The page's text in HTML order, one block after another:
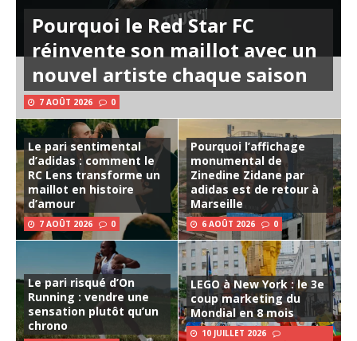
Pourquoi le Red Star FC
réinvente son maillot avec un
nouvel artiste chaque saison
7 AOÛT 2026 0
Le pari sentimental
d’adidas : comment le
RC Lens transforme un
maillot en histoire
d’amour
7 AOÛT 2026 0
Pourquoi l’affichage
monumental de
Zinedine Zidane par
adidas est de retour à
Marseille
6 AOÛT 2026 0
Le pari risqué d’On
Running : vendre une
sensation plutôt qu’un
chrono
LEGO à New York : le 3e
coup marketing du
Mondial en 8 mois
10 JUILLET 2026